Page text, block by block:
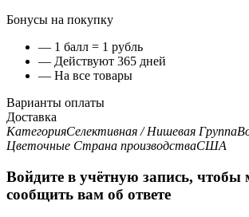
Бонусы на покупку
— 1 балл = 1 рубль
— Действуют 365 дней
— На все товары
Варианты оплаты
Доставка
КатегорияСелективная / Нишевая Группа
Цветочные Страна производстваСША
Войдите в учётную запись,
сообщить вам об ответе